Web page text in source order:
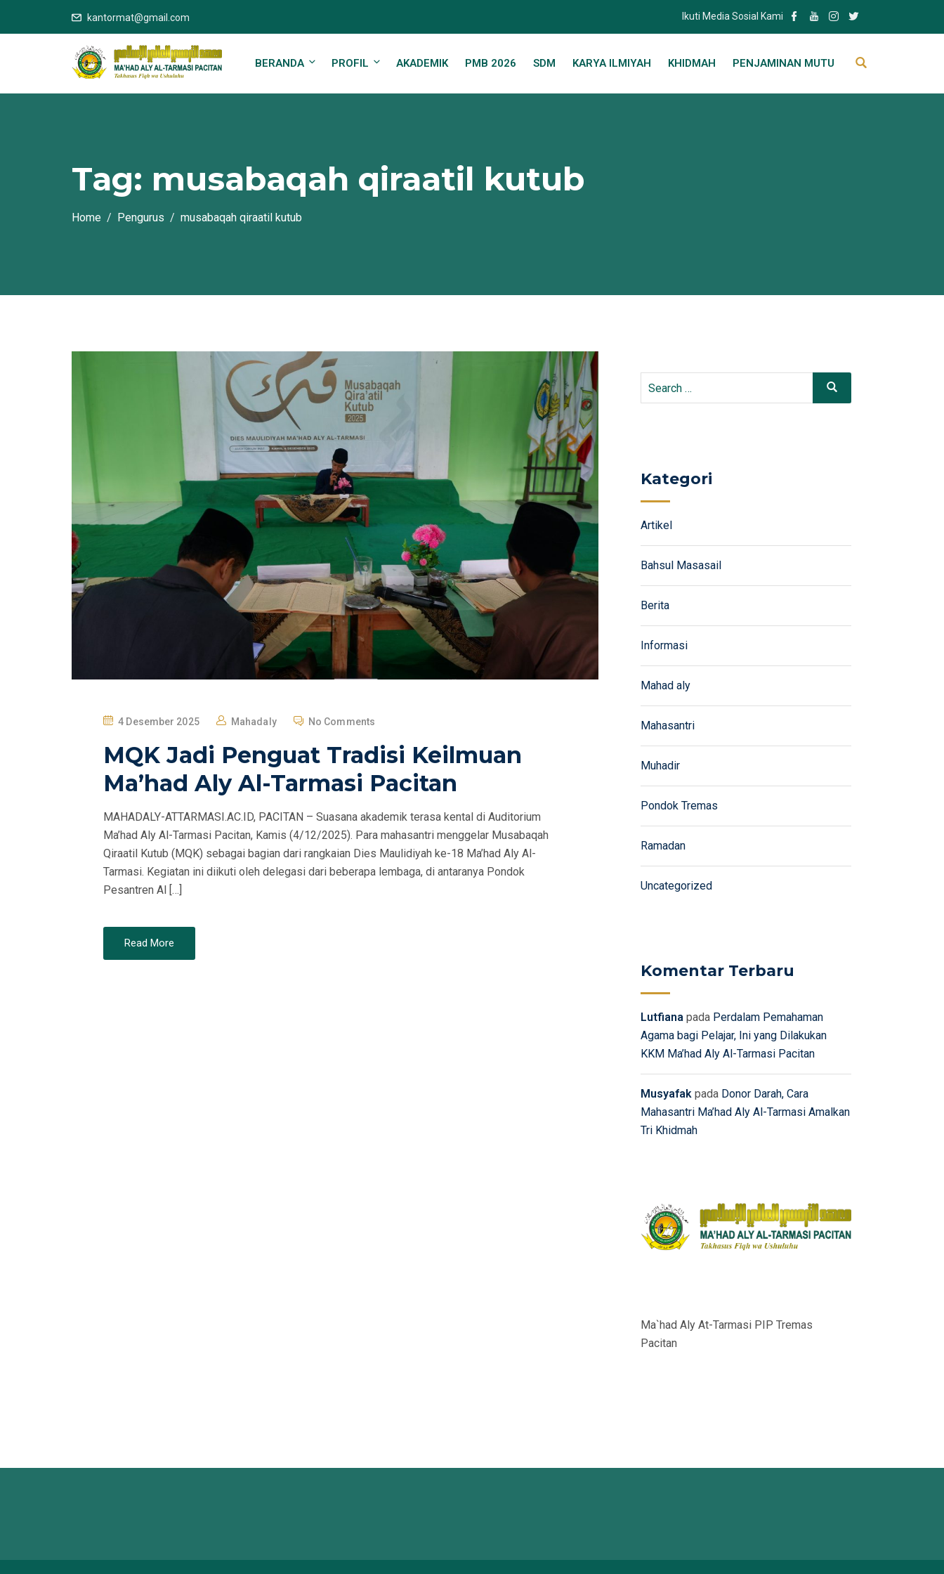
kantormat@gmail.com Ikuti Media Sosial Kami
BERANDA PROFIL AKADEMIK PMB 2026 SDM KARYA ILMIYAH KHIDMAH PENJAMINAN MUTU
Tag: musabaqah qiraatil kutub
Home Pengurus musabaqah qiraatil kutub
P
S
E
D
O
4 Desember 2025 Mahadaly No Comments
MQK Jadi Penguat Tradisi Keilmuan
Ma’had Aly Al-Tarmasi Pacitan
MAHADALY-ATTARMASI.AC.ID, PACITAN – Suasana akademik terasa kental di Auditorium
Ma’had Aly Al-Tarmasi Pacitan, Kamis (4/12/2025). Para mahasantri menggelar Musabaqah
Qiraatil Kutub (MQK) sebagai bagian dari rangkaian Dies Maulidiyah ke-18 Ma’had Aly Al-
Tarmasi. Kegiatan ini diikuti oleh delegasi dari beberapa lembaga, di antaranya Pondok
Pesantren Al […]
Read More
Search
Search
Kategori
Artikel
Bahsul Masasail
Berita
Informasi
Mahad aly
Mahasantri
Muhadir
Pondok Tremas
Ramadan
Uncategorized
Komentar Terbaru
Lutfiana pada Perdalam Pemahaman
Agama bagi Pelajar, Ini yang Dilakukan
KKM Ma’had Aly Al-Tarmasi Pacitan
Musyafak pada Donor Darah, Cara
Mahasantri Ma’had Aly Al-Tarmasi Amalkan
Tri Khidmah
Ma`had Aly At-Tarmasi PIP Tremas
Pacitan